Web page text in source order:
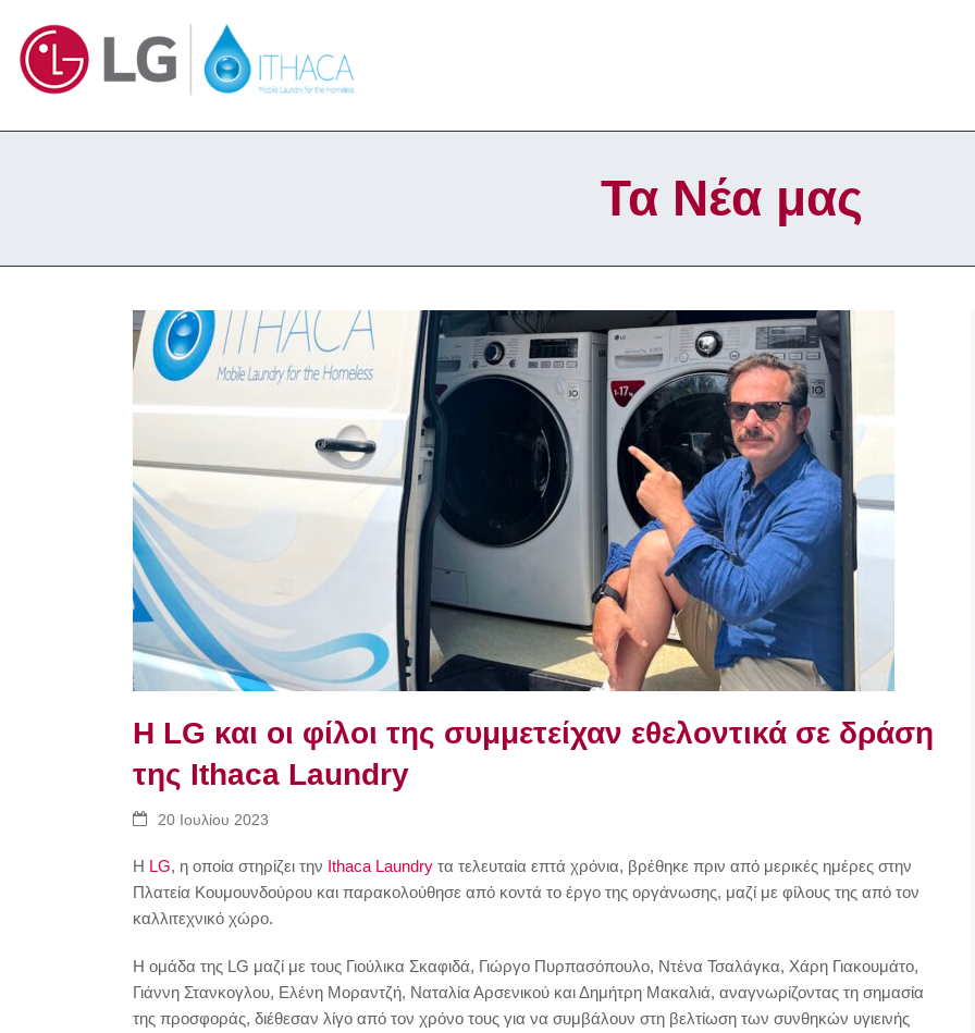
Τα Νέα μας
Η LG και οι φίλοι της συμμετείχαν εθελοντικά σε δράση
της Ithaca Laundry
20 Ιουλίου 2023
Η LG, η οποία στηρίζει την Ithaca Laundry τα τελευταία επτά χρόνια, βρέθηκε πριν από μερικές ημέρες στην
Πλατεία Κουμουνδούρου και παρακολούθησε από κοντά το έργο της οργάνωσης, μαζί με φίλους της από τον
καλλιτεχνικό χώρο.
Η ομάδα της LG μαζί με τους Γιούλικα Σκαφιδά, Γιώργο Πυρπασόπουλο, Ντένα Τσαλάγκα, Χάρη Γιακουμάτο,
Γιάννη Στανκογλου, Ελένη Μοραντζή, Ναταλία Αρσενικού και Δημήτρη Μακαλιά, αναγνωρίζοντας τη σημασία
της προσφοράς, διέθεσαν λίγο από τον χρόνο τους για να συμβάλουν στη βελτίωση των συνθηκών υγιεινής